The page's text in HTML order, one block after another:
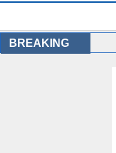
BREAKING